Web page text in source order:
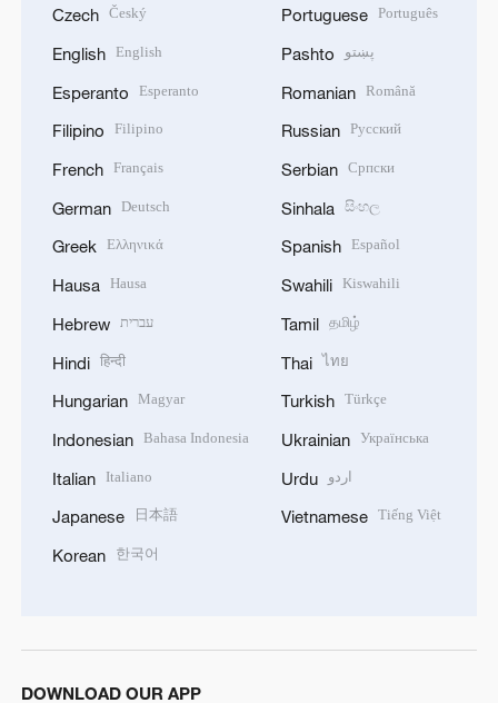
Czech Český
English English
Esperanto Esperanto
Filipino Filipino
French Français
German Deutsch
Greek Ελληνικά
Hausa Hausa
Hebrew עברית
Hindi हिन्दी
Hungarian Magyar
Indonesian Bahasa Indonesia
Italian Italiano
Japanese 日本語
Korean 한국어
Portuguese Português
Pashto پښتو
Romanian Română
Russian Русский
Serbian Српски
Sinhala සිංහල
Spanish Español
Swahili Kiswahili
Tamil தமிழ்
Thai ไทย
Turkish Türkçe
Ukrainian Українська
Urdu اردو
Vietnamese Tiếng Việt
DOWNLOAD OUR APP